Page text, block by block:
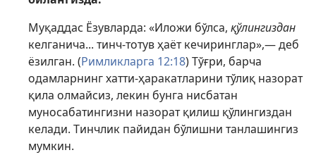
Муқаддас Ёзувларда: «Иложи бўлса, қўлингиздан
келганича... тинч-тотув ҳаёт кечиринглар»,— деб
ёзилган. (Римликларга 12:18) Тўғри, барча
одамларнинг хатти-ҳаракатларини тўлиқ назорат
қила олмайсиз, лекин бунга нисбатан
муносабатингизни назорат қилиш қўлингиздан
келади. Тинчлик пайидан бўлишни танлашингиз
мумкин.